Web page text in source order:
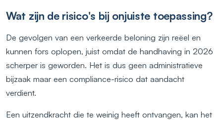
Wat zijn de risico's bij onjuiste toepassing?
De gevolgen van een verkeerde beloning zijn reëel en
kunnen fors oplopen, juist omdat de handhaving in 2026
scherper is geworden. Het is dus geen administratieve
bijzaak maar een compliance-risico dat aandacht
verdient.
Een uitzendkracht die te weinig heeft ontvangen, kan het